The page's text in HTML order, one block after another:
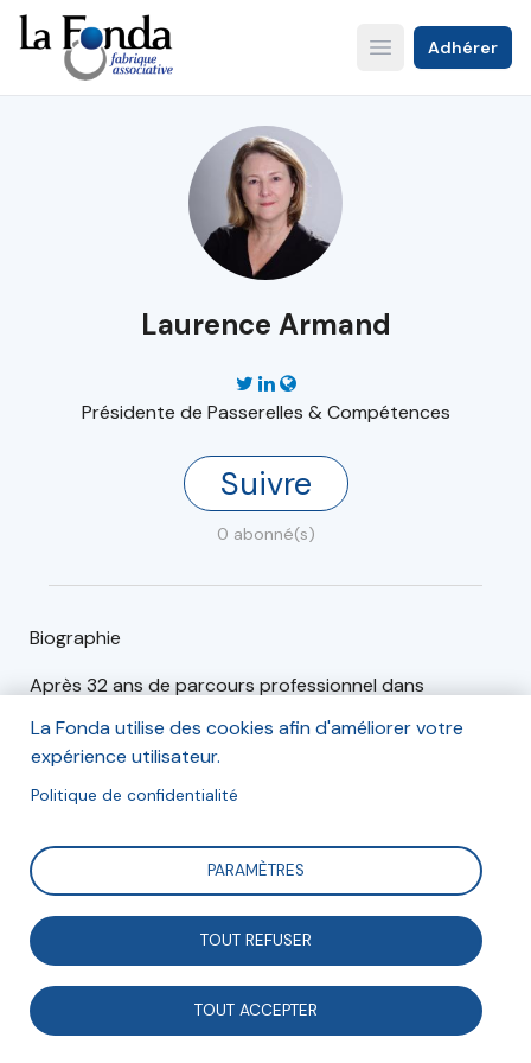
Aller
au
contenu
principal
Open main menu
Adhérer
Laurence Armand
Présidente de Passerelles & Compétences
Suivre
0 abonné(s)
Biographie
Après 32 ans de parcours professionnel dans
en 2017 LA Conseil. Parallèlement, elle s’est engagée
au sein de Passerelles & Compétences. Responsable
de l’Antenne Paris Nord-Est durant 4 ans, elle préside
Articles (2) Événements (0)
La Fonda utilise des cookies afin d'améliorer votre
expérience utilisateur.
Politique de confidentialité
PARAMÈTRES
TOUT REFUSER
TOUT ACCEPTER